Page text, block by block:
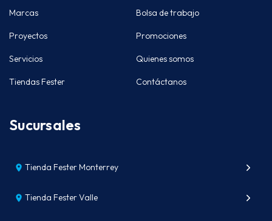
Marcas
Proyectos
Servicios
Tiendas Fester
Bolsa de trabajo
Promociones
Quienes somos
Contáctanos
Sucursales
Tienda Fester Monterrey
Tienda Fester Valle